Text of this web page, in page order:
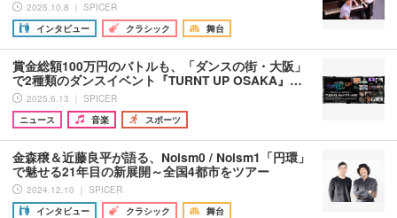
2025.10.8 ｜ SPICER
インタビュー
クラシック 舞台
賞金総額100万円のバトルも、「ダンスの街・大阪」
で2種類のダンスイベント『TURNT UP OSAKA』…
2025.6.13 ｜ SPICER
ニュース
音楽 スポーツ
金森穣＆近藤良平が語る、Noism0 / Noism1「円環」
で魅せる21年目の新展開～全国4都市をツアー
2024.12.10 ｜ SPICER
インタビュー
クラシック 舞台